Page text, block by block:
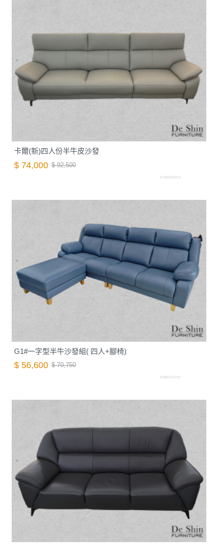
卡爾(新)四人份半牛皮沙發
$ 74,000 $ 92,500
S0180030003
G1#一字型半牛沙發組( 四人+腳椅)
$ 56,600 $ 70,750
S0860012200